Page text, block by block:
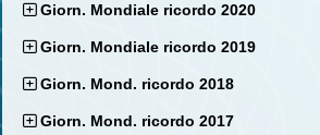
Giorn. Mondiale ricordo 2020
Giorn. Mondiale ricordo 2019
Giorn. Mond. ricordo 2018
Giorn. Mond. ricordo 2017